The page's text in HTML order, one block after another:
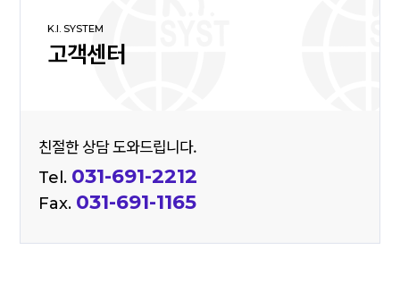
K.I. SYSTEM
고객센터
친절한 상담 도와드립니다.
Tel. 031-691-2212
Fax. 031-691-1165